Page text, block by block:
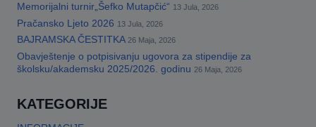
Memorijalni turnir„Šefko Mutapčić“ 13 Jula, 2026
Pračansko Ljeto 2026 13 Jula, 2026
BAJRAMSKA ČESTITKA 26 Maja, 2026
Obavještenje o potpisivanju ugovora za stipendije za
školsku/akademsku 2025/2026. godinu 26 Maja, 2026
KATEGORIJE